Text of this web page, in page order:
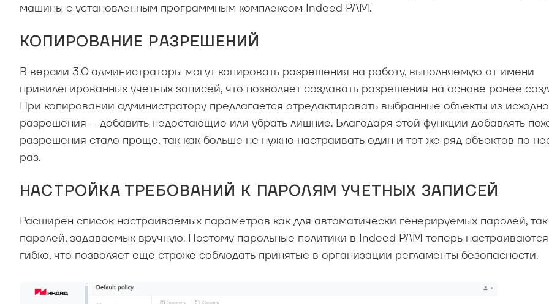
машины с установленным программным комплексом Indeed PAM.
КОПИРОВАНИЕ РАЗРЕШЕНИЙ
В версии 3.0 администраторы могут копировать разрешения на работу, выполняемую от имени
привилегированных учетных записей, что позволяет создавать разрешения на основе ранее
При копировании администратору предлагается отредактировать выбранные объекты из
разрешения – добавить недостающие или убрать лишние. Благодаря этой функции добавлять
разрешения стало проще, так как больше не нужно настраивать один и тот же ряд объектов по
раз.
НАСТРОЙКА ТРЕБОВАНИЙ К ПАРОЛЯМ УЧЕТНЫХ ЗАПИСЕЙ
Расширен список настраиваемых параметров как для автоматически генерируемых паролей,
паролей, задаваемых вручную. Поэтому парольные политики в Indeed PAM теперь
гибко, что позволяет еще строже соблюдать принятые в организации регламенты безопасности.